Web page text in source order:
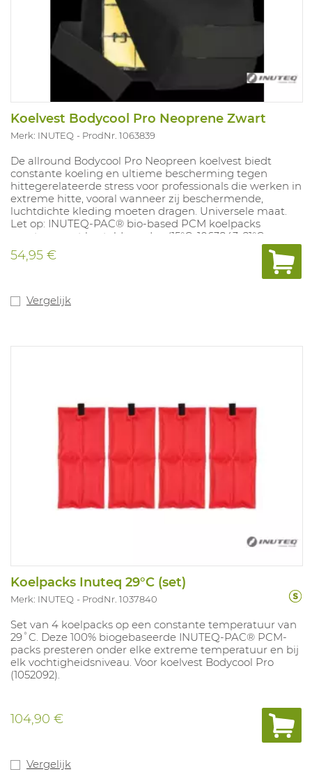
Koelvest Bodycool Pro Neoprene Zwart
Merk: INUTEQ ProdNr. 1063839
De allround Bodycool Pro Neopreen koelvest biedt
constante koeling en ultieme bescherming tegen
hittegerelateerde stress voor professionals die werken in
extreme hitte, vooral wanneer zij beschermende,
luchtdichte kleding moeten dragen. Universele maat.
Let op: INUTEQ-PAC® bio-based PCM koelpacks
moeten apart besteld worden.(15°C: 1063843, 21°C:
1063844, 24°C: 1063845, 29°C: 1063846)
54,95 €
Vergelijk
Koelpacks Inuteq 29°C (set)
Merk: INUTEQ ProdNr. 1037840
Set van 4 koelpacks op een constante temperatuur van
29˚C. Deze 100% biogebaseerde INUTEQ-PAC® PCM-
packs presteren onder elke extreme temperatuur en bij
elk vochtigheidsniveau. Voor koelvest Bodycool Pro
(1052092).
104,90 €
Vergelijk